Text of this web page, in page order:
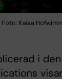
Kaisa
i